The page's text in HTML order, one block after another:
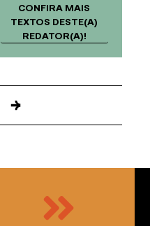
CONFIRA MAIS
TEXTOS DESTE(A)
REDATOR(A)!